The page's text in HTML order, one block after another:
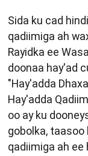
Sida ku cad
qadiimiga ah
Rayidka ee
doonaa hay'ad
"Hay'adda
Hay'adda
oo ay ku
gobolka, taasoo
qadiimiga ah